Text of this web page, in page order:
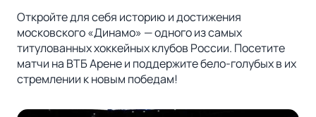
Откройте для себя историю и достижения
московского «Динамо» — одного из самых
титулованных хоккейных клубов России. Посетите
матчи на ВТБ Арене и поддержите бело-голубых в их
стремлении к новым победам!